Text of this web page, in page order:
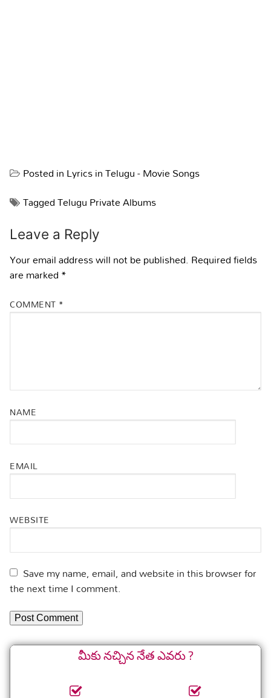
Posted inLyrics in Telugu - Movie Songs
TaggedTelugu Private Albums
Leave a Reply
Your email address will not be published. Required fields
are marked*
COMMENT *
NAME
EMAIL
WEBSITE
Save my name, email, and website in this browser for
the next time I comment.
మీకు నచ్చిన నేత ఎవరు ?